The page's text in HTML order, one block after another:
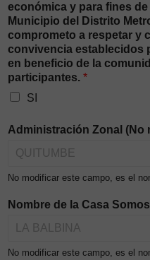
económica y para fines
Municipio del Distrito
comprometo a respetar y
convivencia establecidos
en beneficio de la
participantes. *
SI
Administración Zonal (No
No modificar este campo, es el
Nombre de la Casa
No modificar este campo, es el